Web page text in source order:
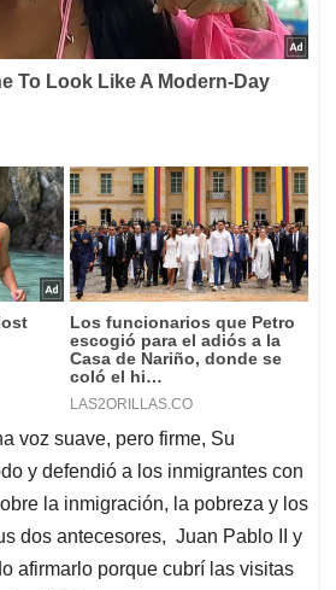
voz suave, pero firme, Su
y defendió a los inmigrantes con
la inmigración, la pobreza y los
dos antecesores, Juan Pablo II y
afirmarlo porque cubrí las visitas